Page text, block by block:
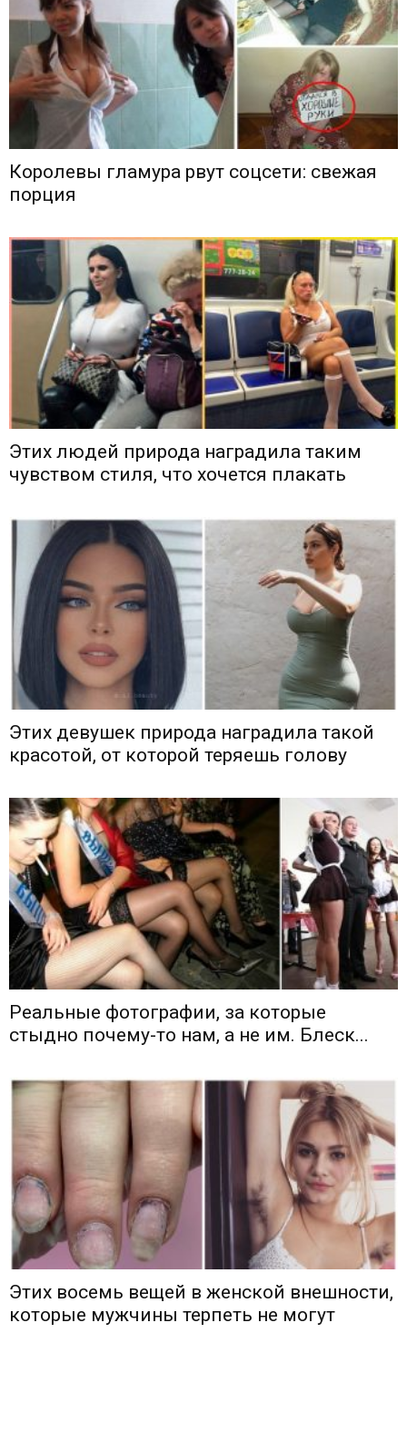
Королевы гламура рвут соцсети: свежая
порция
Этих людей природа наградила таким
чувством стиля, что хочется плакать
Этих девушек природа наградила такой
красотой, от которой теряешь голову
Реальные фотографии, за которые
стыдно почему-то нам, а не им. Блеск...
Этих восемь вещей в женской внешности,
которые мужчины терпеть не могут